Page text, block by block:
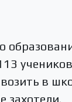
в
захотели.